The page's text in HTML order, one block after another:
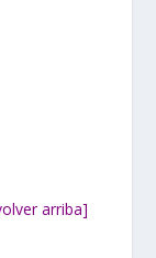
arriba]